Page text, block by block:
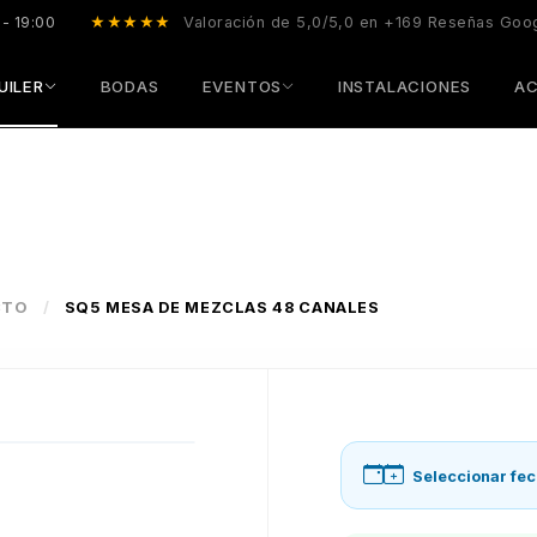
19:00 ★★★★★ Valoración de 5,0/5,0 en +169 Reseñas
BODAS EVENTOS INSTALACIONES
/ SQ5 MESA DE MEZCLAS 48 CANALES
Seleccionar